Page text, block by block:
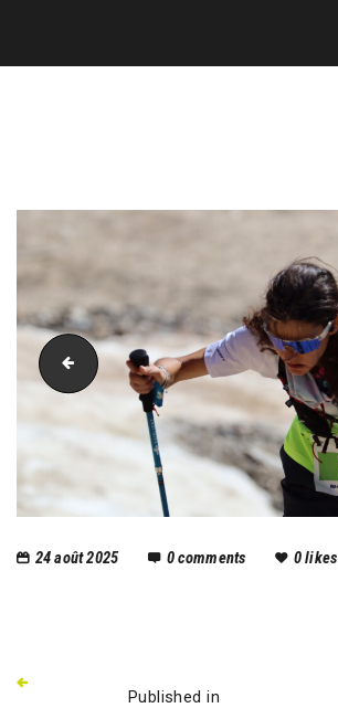
PIC_2009
24 août 2025 0comments 0likes
Published in